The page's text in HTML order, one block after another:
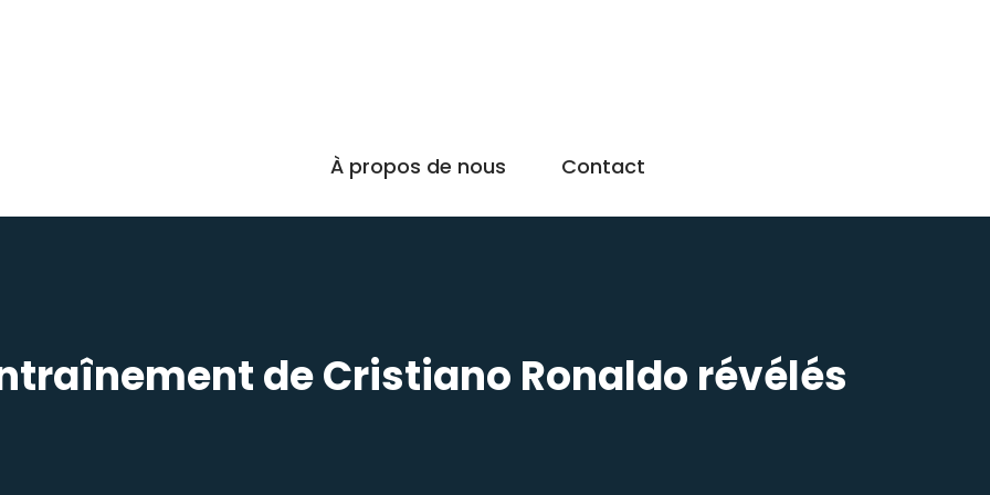
À propos de nous Contact
de Cristiano Ronaldo révélés